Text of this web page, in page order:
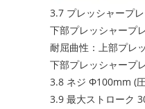
3.7 プレッシャープ
下部プレッシャープ
耐屈曲性：上部プレ
下部プレッシャープ
3.8 ネジ Ф100mm (
3.9 最大ストローク